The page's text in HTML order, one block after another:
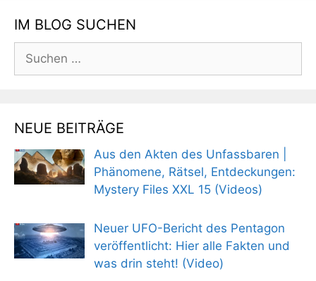
IM BLOG SUCHEN
nach:
NEUE BEITRÄGE
Aus den Akten des Unfassbaren |
Phänomene, Rätsel, Entdeckungen:
Mystery Files XXL 15 (Videos)
Neuer UFO-Bericht des Pentagon
veröffentlicht: Hier alle Fakten und
was drin steht! (Video)